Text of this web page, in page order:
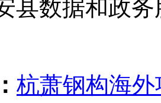
县数据和政务
杭萧钢构海